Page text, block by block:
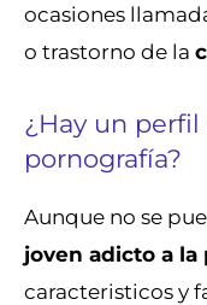
ocasiones
o trastorno de la
¿Hay un
pornografía?
Aunque no se
joven adicto a la
caracteristicos y